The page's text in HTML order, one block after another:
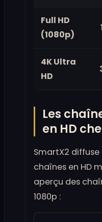
Full HD
(1080p)
4K Ultra
HD
Les
en HD
SmartX2 diffuse
chaînes en HD
aperçu des
1080p :